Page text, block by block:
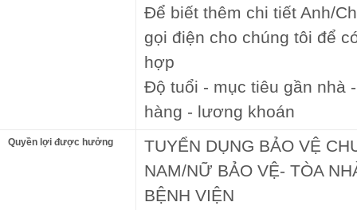
Để biết thêm chi tiết Anh/
gọi điện cho chúng tôi để
hợp
Độ tuổi - mục tiêu gần nhà
hàng - lương khoán
Quyền lợi được hưởng
TUYỂN DỤNG BẢO VỆ
NAM/NỮ BẢO VỆ- TÒA
BỆNH VIỆN